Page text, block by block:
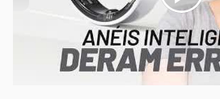
00:00/21:11